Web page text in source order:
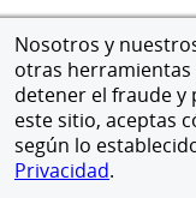
Nosotros y
otras herramientas
detener el fraude
este sitio, aceptas
según lo
Privacidad.